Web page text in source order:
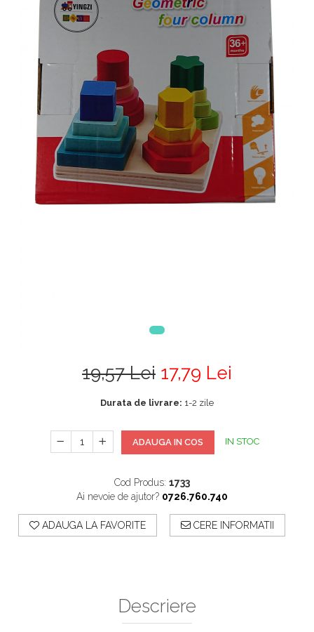
19,57 Lei 17,79 Lei
Durata de livrare: 1-2 zile
ADAUGA IN COS IN STOC
Cod Produs: 1733
Ai nevoie de ajutor? 0726.760.740
ADAUGA LA FAVORITE CERE INFORMATII
Descriere